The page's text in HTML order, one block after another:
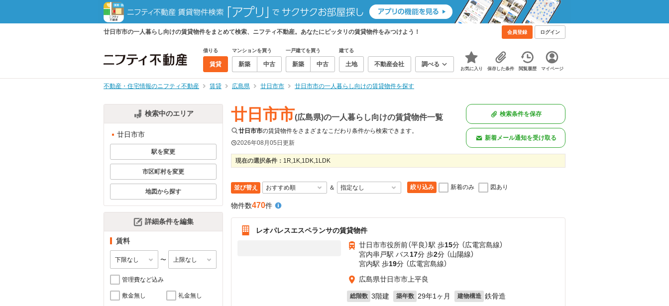
廿日市市の一人暮らし向けの賃貸物件をまとめて検索、ニフティ不動産。あなたにピッタリの賃貸物件をみつけよう！ 会員登録 ログイン
借りる
賃貸
マンションを買う
新築 中古
一戸建てを買う
新築 中古
建てる
土地 不動産会社 調べる
お気に入り 保存した条件 閲覧履歴 マイページ
不動産・住宅情報のニフティ不動産 賃貸 広島県 廿日市市 廿日市市の一人暮らし向けの賃貸物件を探す
検索中のエリア
廿日市市
駅を変更
市区町村を変更
地図から探す
詳細条件を編集
賃料
〜
管理費など込み
敷金無し 礼金無し
廿日市市(広島県)の一人暮らし向けの賃貸物件一覧
廿日市市の賃貸物件をさまざまなこだわり条件から検索できます。
2026年08月05日更新
検索条件を保存
新着メール通知を受け取る
現在の選択条件： 1R,1K,1DK,1LDK
並び替え ＆ 絞り込み 新着のみ 図あり
物件数470件
レオパレスエスペランサの賃貸物件
廿日市市役所前（平良）駅 歩15分 （広電宮島線）
宮内串戸駅 バス17分 歩2分 （山陽線）
宮内駅 歩19分 （広電宮島線）
広島県廿日市市上平良
総階数 3階建 築年数 29年1ヶ月 建物構造 鉄骨造